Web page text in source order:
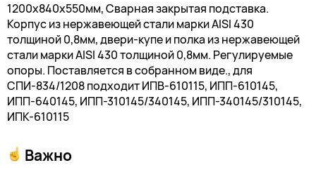
1200х840х550мм, Сварная закрытая подставка.
Корпус из нержавеющей стали марки AISI 430
толщиной 0,8мм, двери-купе и полка из нержавеющей
стали марки AISI 430 толщиной 0,8мм. Регулируемые
опоры. Поставляется в собранном виде., для
СПИ-834/1208 подходит ИПВ-610115, ИПП-610145,
ИПП-640145, ИПП-310145/340145, ИПП-340145/310145,
ИПК-610115
Важно